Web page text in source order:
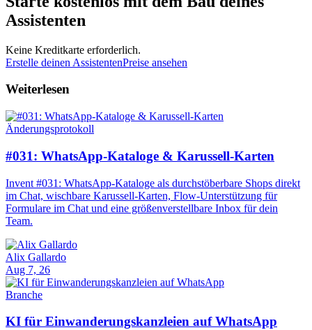
Assistenten
Keine Kreditkarte erforderlich.
Erstelle deinen AssistentenPreise ansehen
Weiterlesen
Änderungsprotokoll
#031: WhatsApp-Kataloge & Karussell-Karten
Invent #031: WhatsApp-Kataloge als durchstöberbare Shops direkt
im Chat, wischbare Karussell-Karten, Flow-Unterstützung für
Formulare im Chat und eine größenverstellbare Inbox für dein
Team.
Alix Gallardo
Aug 7, 26
Branche
KI für Einwanderungskanzleien auf WhatsApp